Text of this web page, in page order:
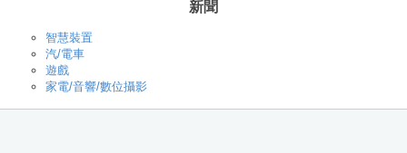
新聞
智慧裝置
汽/電車
遊戲
家電/音響/數位攝影